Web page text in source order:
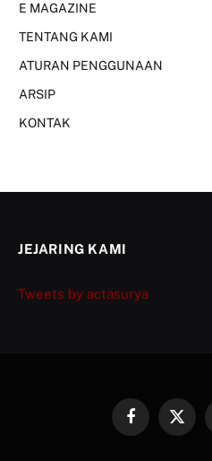
E MAGAZINE
TENTANG KAMI
ATURAN PENGGUNAAN
ARSIP
KONTAK
JEJARING KAMI
Tweets by actasurya
FacebookX